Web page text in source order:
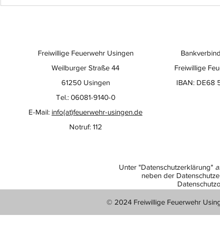
Freiwillige
IBAN: DE68
Freiwillige Feuerwehr Usingen
Weilburger Straße 44
61250 Usingen
Tel.: 06081-9140-0
E-Mail: info(at)feuerwehr-usingen.de
Notruf: 112
Unter "Datenschutzerklärung"
neben der
© 2024 Freiwillige Feuerwehr